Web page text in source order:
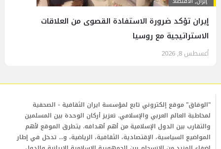
إيران تؤكد ضرورة الاستفادة القصوى من العلاقات
الاستراتيجية مع روسيا
أغسطس 8, 2026
"الوفاق" موقع إلكتروني تابع لمؤسسة ايران الثقافية - الصحفية
لمخاطبة العالم العربي والإسلامي. تعزيز أركان الوحدة بين المسلمين
والتقارب بين الدول الإسلامية من أهم أهدافه. يتطرق الموقع لأهم
المواضيع السياسية، الإقتصادية، الثقافية، الرياضية، و... تدخل في إطار